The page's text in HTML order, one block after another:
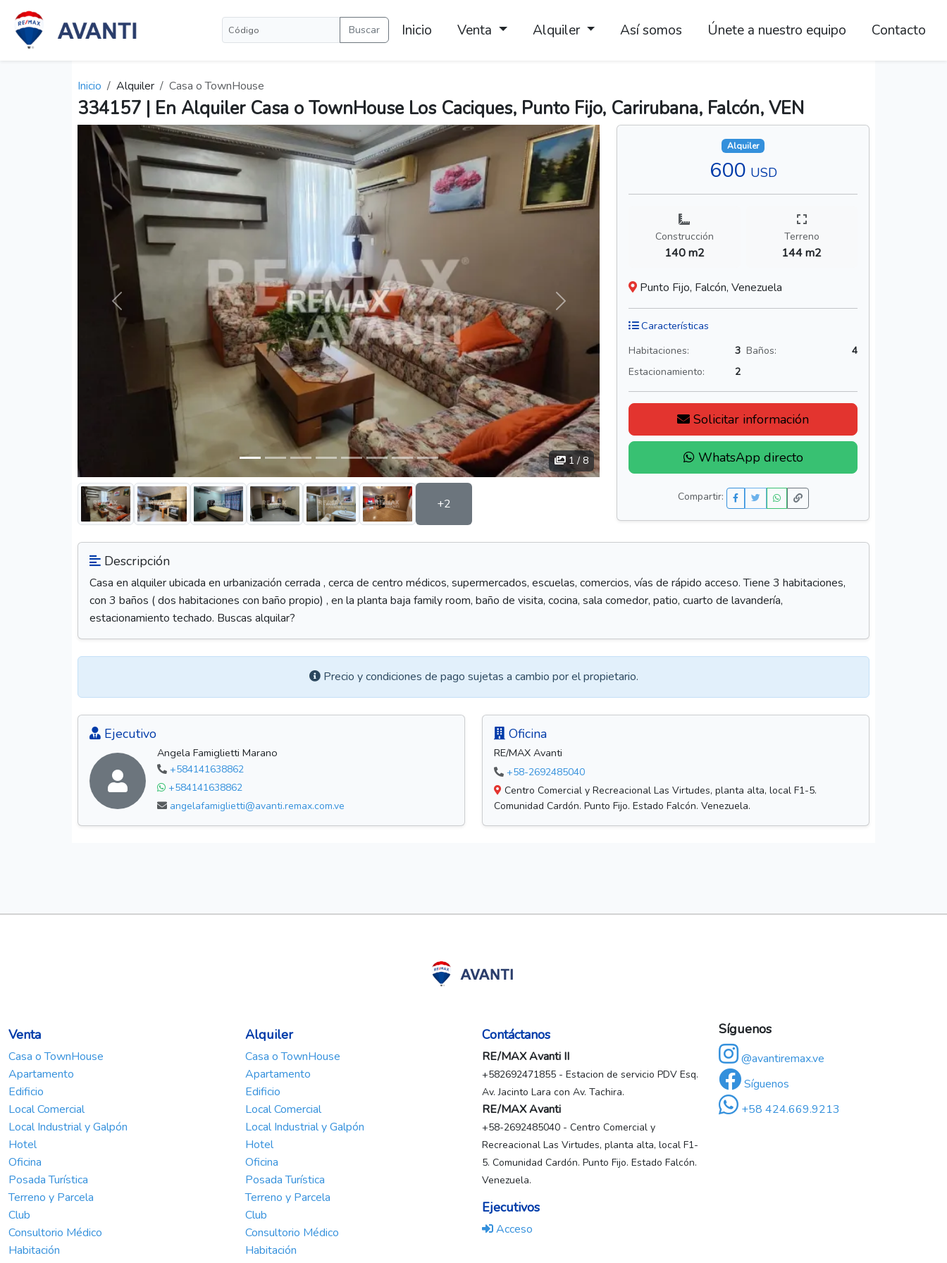
Buscar Inicio Venta Alquiler Así somos Únete a nuestro equipo Contacto
Inicio Alquiler Casa o TownHouse
334157 | En Alquiler Casa o TownHouse Los Caciques, Punto Fijo, Carirubana, Falcón, VEN
Anterior Siguiente
1 / 8
+2
Alquiler
600 USD
Construcción
140 m2
Terreno
144 m2
Punto Fijo, Falcón, Venezuela
Características
Habitaciones: 3 Baños:
4
Estacionamiento:
2
Solicitar información
WhatsApp directo
Compartir:
Descripción
Casa en alquiler ubicada en urbanización cerrada , cerca de centro médicos, supermercados, escuelas, comercios, vías de rápido acceso. Tiene 3 habitaciones,
con 3 baños ( dos habitaciones con baño propio) , en la planta baja family room, baño de visita, cocina, sala comedor, patio, cuarto de lavandería,
estacionamiento techado. Buscas alquilar?
Precio y condiciones de pago sujetas a cambio por el propietario.
Ejecutivo
Angela Famiglietti Marano
+584141638862
+584141638862
angelafamiglietti@avanti.remax.com.ve
Oficina
RE/MAX Avanti
+58-2692485040
Centro Comercial y Recreacional Las Virtudes, planta alta, local F1-5.
Comunidad Cardón. Punto Fijo. Estado Falcón. Venezuela.
Venta
Casa o TownHouse
Apartamento
Edificio
Local Comercial
Local Industrial y Galpón
Hotel
Oficina
Posada Turística
Terreno y Parcela
Club
Consultorio Médico
Habitación
Alquiler
Casa o TownHouse
Apartamento
Edificio
Local Comercial
Local Industrial y Galpón
Hotel
Oficina
Posada Turística
Terreno y Parcela
Club
Consultorio Médico
Habitación
Contáctanos
RE/MAX Avanti II
+582692471855 - Estacion de servicio PDV Esq.
Av. Jacinto Lara con Av. Tachira.
RE/MAX Avanti
+58-2692485040 - Centro Comercial y
Recreacional Las Virtudes, planta alta, local F1-
5. Comunidad Cardón. Punto Fijo. Estado Falcón.
Venezuela.
Ejecutivos
Acceso
Síguenos
@avantiremax.ve
Síguenos
+58 424.669.9213